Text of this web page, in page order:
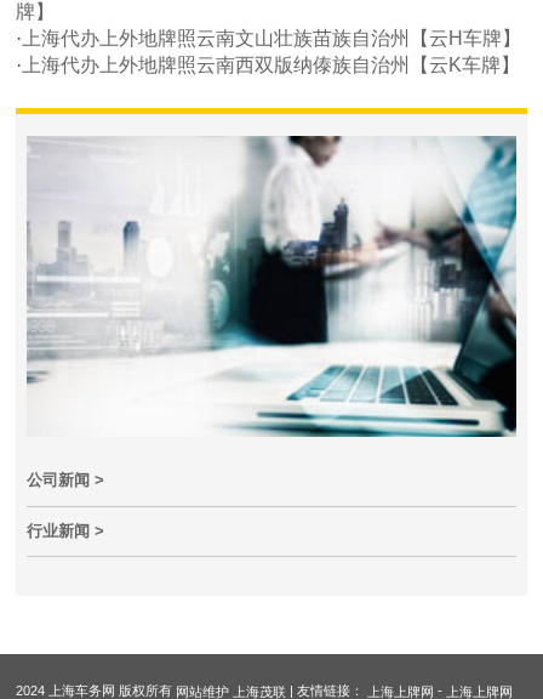
牌】
· 上海代办上外地牌照云南文山壮族苗族自治州【云H车牌】
· 上海代办上外地牌照云南西双版纳傣族自治州【云K车牌】
公司新闻 >
行业新闻 >
2024 上海车务网 版权所有 网站维护 上海茂联 | 友情链接： 上海上牌网 - 上海上牌网